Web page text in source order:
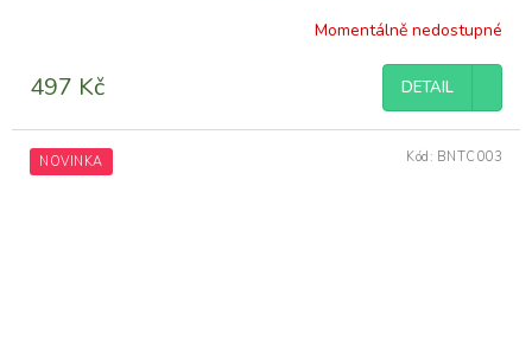
Momentálně nedostupné
497 Kč DETAIL
NOVINKA Kód: BNTC003